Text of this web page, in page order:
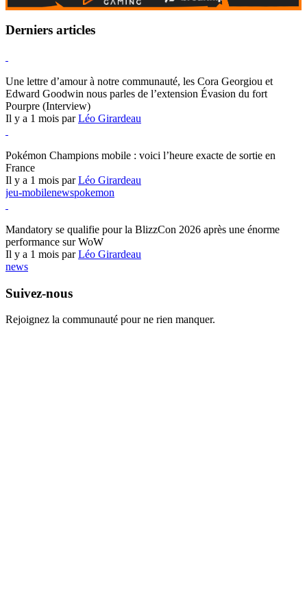
Derniers articles
Une lettre d’amour à notre communauté, les Cora Georgiou et
Edward Goodwin nous parles de l’extension Évasion du fort
Pourpre (Interview)
Il y a 1 mois parLéo Girardeau
Pokémon Champions mobile : voici l’heure exacte de sortie en
France
Il y a 1 mois parLéo Girardeau
jeu-mobilenewspokemon
Mandatory se qualifie pour la BlizzCon 2026 après une énorme
performance sur WoW
Il y a 1 mois parLéo Girardeau
news
Suivez-nous
Rejoignez la communauté pour ne rien manquer.